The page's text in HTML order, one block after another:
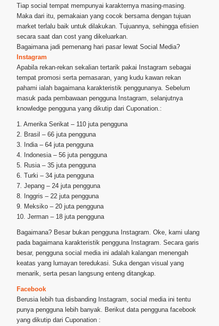
Tiap social tempat mempunyai karakternya masing-masing.
Maka dari itu, pemakaian yang cocok bersama dengan tujuan
market terlalu baik untuk dilakukan. Tujuannya, sehingga efisien
secara saat dan cost yang dikeluarkan.
Bagaimana jadi pemenang hari pasar lewat Social Media?
Instagram
Apabila rekan-rekan sekalian tertarik pakai Instagram sebagai
tempat promosi serta pemasaran, yang kudu kawan rekan
pahami ialah bagaimana karakteristik penggunanya. Sebelum
masuk pada pembawaan pengguna Instagram, selanjutnya
knowledge pengguna yang dikutip dari Cuponation.:
1. Amerika Serikat – 110 juta pengguna
2. Brasil – 66 juta pengguna
3. India – 64 juta pengguna
4. Indonesia – 56 juta pengguna
5. Rusia – 35 juta pengguna
6. Turki – 34 juta pengguna
7. Jepang – 24 juta pengguna
8. Inggris – 22 juta pengguna
9. Meksiko – 20 juta pengguna
10. Jerman – 18 juta pengguna
Bagaimana? Besar bukan pengguna Instagram. Oke, kami ulang
pada bagaimana karakteristik pengguna Instagram. Secara garis
besar, pengguna social media ini adalah kalangan menengah
keatas yang lumayan teredukasi. Suka dengan visual yang
menarik, serta pesan langsung enteng ditangkap.
Facebook
Berusia lebih tua disbanding Instagram, social media ini tentu
punya pengguna lebih banyak. Berikut data pengguna facebook
yang dikutip dari Cuponation :